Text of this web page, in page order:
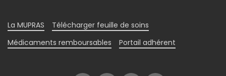
La MUPRAS
Télécharger feuille de soins
Médicaments remboursables
Portail adhérent